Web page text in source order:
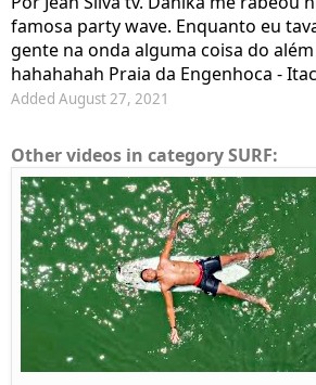
famosa party wave. Enquanto eu
gente na onda alguma coisa do
hahahahah Praia da Engenhoca -
Added August 27, 2021
Other videos in category SURF: